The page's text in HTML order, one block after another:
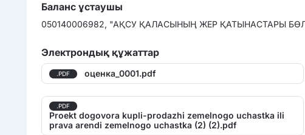
Баланс ұстаушы
050140006982, "АҚСУ ҚАЛАСЫНЫҢ ЖЕР ҚАТЫНАСТАРЫ
Электрондық құжаттар
.PDF оценка_0001.pdf
.PDF
Proekt dogovora kupli-prodazhi zemelnogo uchastka ili
prava arendi zemelnogo uchastka (2) (2).pdf